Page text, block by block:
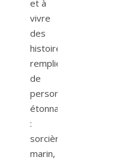
et à
vivre
des
histoires
remplies
de
personnages
étonnants
:
sorcière,
marin,